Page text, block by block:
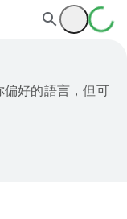
好的語言，但可